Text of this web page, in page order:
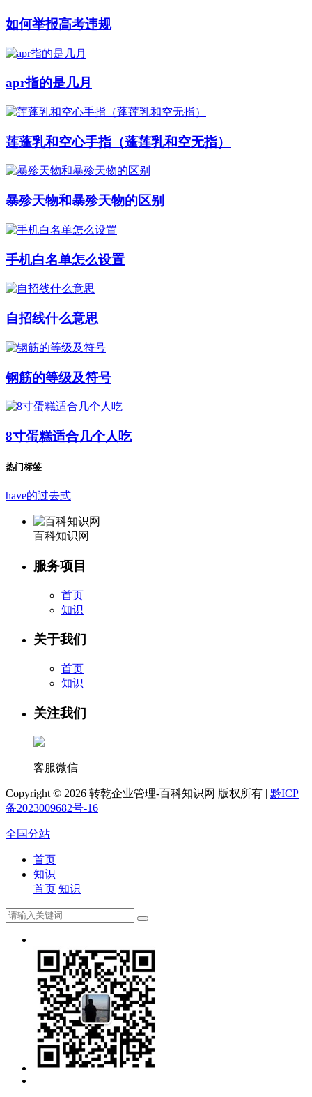
如何举报高考违规
apr指的是几月
莲蓬乳和空心手指（蓬莲乳和空无指）
暴殄天物和暴殄天物的区别
手机白名单怎么设置
自招线什么意思
钢筋的等级及符号
8寸蛋糕适合几个人吃
热门标签
have的过去式
百科知识网
服务项目
首页
知识
关于我们
首页
知识
关注我们
客服微信
Copyright © 2026 转乾企业管理-百科知识网 版权所有 | 黔ICP
备2023009682号-16
全国分站
首页
知识
首页 知识